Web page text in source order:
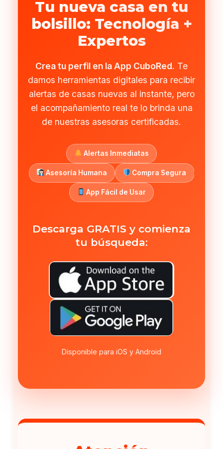
Tu nueva casa en tu
bolsillo: Tecnología +
Expertos
Crea tu perfil en la App CuboRed. Te
damos herramientas digitales para recibir
alertas de casas nuevas al instante, pero
el acompañamiento real te lo brinda una
de nuestras asesoras certificadas.
Alertas Inmediatas
Asesoría Humana Compra Segura
App Fácil de Usar
Descarga GRATIS y comienza
tu búsqueda:
Disponible para iOS y Android